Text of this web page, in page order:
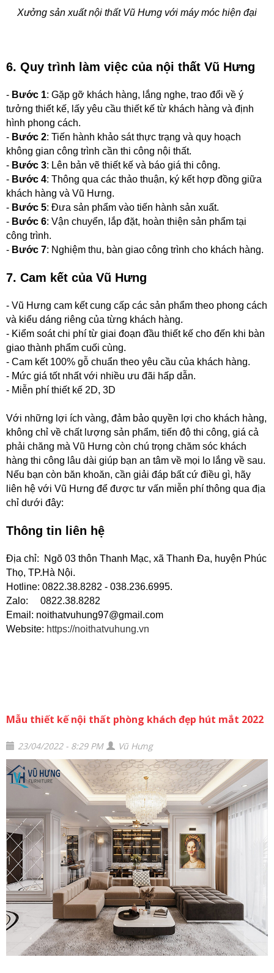
Xưởng sản xuất nội thất Vũ Hưng với máy móc hiện đại
6. Quy trình làm việc của nội thất Vũ Hưng
- Bước 1: Gặp gỡ khách hàng, lắng nghe, trao đổi về ý
tưởng thiết kế, lấy yêu cầu thiết kế từ khách hàng và định
hình phong cách.
- Bước 2: Tiến hành khảo sát thực trạng và quy hoạch
không gian công trình cần thi công nội thất.
- Bước 3: Lên bản vẽ thiết kế và báo giá thi công.
- Bước 4: Thông qua các thảo thuận, ký kết hợp đồng giữa
khách hàng và Vũ Hưng.
- Bước 5: Đưa sản phẩm vào tiến hành sản xuất.
- Bước 6: Vận chuyển, lắp đặt, hoàn thiện sản phẩm tại
công trình.
- Bước 7: Nghiệm thu, bàn giao công trình cho khách hàng.
7. Cam kết của Vũ Hưng
- Vũ Hưng cam kết cung cấp các sản phẩm theo phong cách
và kiểu dáng riêng của từng khách hàng.
- Kiểm soát chi phí từ giai đoạn đầu thiết kế cho đến khi bàn
giao thành phẩm cuối cùng.
- Cam kết 100% gỗ chuẩn theo yêu cầu của khách hàng.
- Mức giá tốt nhất với nhiều ưu đãi hấp dẫn.
- Miễn phí thiết kế 2D, 3D
Với những lợi ích vàng, đảm bảo quyền lợi cho khách hàng,
không chỉ về chất lượng sản phẩm, tiến độ thi công, giá cả
phải chăng mà Vũ Hưng còn chú trọng chăm sóc khách
hàng thi công lâu dài giúp bạn an tâm về mọi lo lắng về sau.
Nếu bạn còn băn khoăn, cần giải đáp bất cứ điều gì, hãy
liên hệ với Vũ Hưng để được tư vấn miễn phí thông qua địa
chỉ dưới đây:
Thông tin liên hệ
Địa chỉ: Ngõ 03 thôn Thanh Mạc, xã Thanh Đa, huyện Phúc
Thọ, TP.Hà Nội.
Hotline: 0822.38.8282 - 038.236.6995.
Zalo: 0822.38.8282
Email: noithatvuhung97@gmail.com
Website: https://noithatvuhung.vn
Mẫu thiết kế nội thất phòng khách đẹp hút mắt 2022
23/04/2022 - 8:29 PM Vũ Hưng